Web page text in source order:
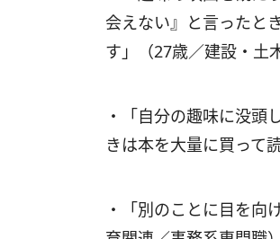
会えない』と言ったと
す」（27歳／建設・土
・「自分の趣味に没頭
きは本を大量に買って
・「別のことに目を向